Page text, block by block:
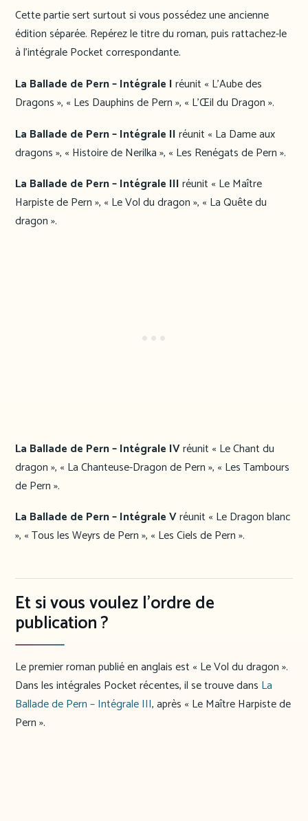
Cette partie sert surtout si vous possédez une ancienne
édition séparée. Repérez le titre du roman, puis rattachez-le
à l’intégrale Pocket correspondante.
La Ballade de Pern – Intégrale Iréunit « L’Aube des
Dragons », « Les Dauphins de Pern », « L’Œil du Dragon ».
La Ballade de Pern – Intégrale IIréunit « La Dame aux
dragons », « Histoire de Nerilka », « Les Renégats de Pern ».
La Ballade de Pern – Intégrale IIIréunit « Le Maître
Harpiste de Pern », « Le Vol du dragon », « La Quête du
dragon ».
La Ballade de Pern – Intégrale IVréunit « Le Chant du
dragon », « La Chanteuse-Dragon de Pern », « Les Tambours
de Pern ».
La Ballade de Pern – Intégrale Vréunit « Le Dragon blanc
», « Tous les Weyrs de Pern », « Les Ciels de Pern ».
Et si vous voulez l’ordre de
publication ?
Le premier roman publié en anglais est « Le Vol du dragon ».
Dans les intégrales Pocket récentes, il se trouve dans La
Ballade de Pern – Intégrale III, après « Le Maître Harpiste de
Pern ».